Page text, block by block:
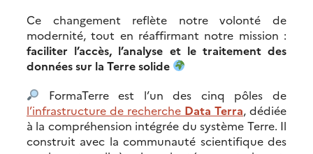
Ce changement reflète notre volonté de
modernité, tout en réaffirmant notre mission :
faciliter l’accès, l’analyse et le traitement des
données sur la Terre solide
FormaTerre est l’un des cinq pôles de
l’infrastructure de recherche Data Terra, dédiée
à la compréhension intégrée du système Terre. Il
construit avec la communauté scientifique des